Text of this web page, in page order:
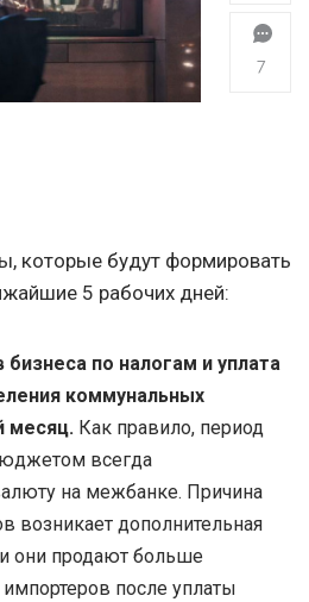
7
которые будут формировать
5 рабочих дней:
по налогам и уплата
коммунальных
месяц. Как правило, период
всегда
на межбанке. Причина
возникает дополнительная
они продают больше
после уплаты